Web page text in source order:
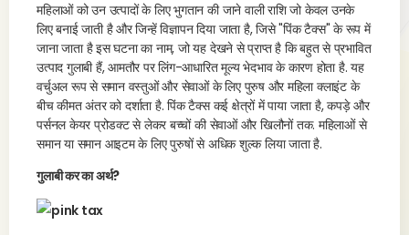
महिलाओं को उन उत्पादों के लिए भुगतान की जाने वाली राशि जो केवल उनके
लिए बनाई जाती है और जिन्हें विज्ञापन दिया जाता है, जिसे "पिंक टैक्स" के रूप में
जाना जाता है इस घटना का नाम, जो यह देखने से प्राप्त है कि बहुत से प्रभावित
उत्पाद गुलाबी हैं, आमतौर पर लिंग-आधारित मूल्य भेदभाव के कारण होता है. यह
वर्चुअल रूप से समान वस्तुओं और सेवाओं के लिए पुरुष और महिला क्लाइंट के
बीच कीमत अंतर को दर्शाता है. पिंक टैक्स कई क्षेत्रों में पाया जाता है, कपड़े और
पर्सनल केयर प्रोडक्ट से लेकर बच्चों की सेवाओं और खिलौनों तक. महिलाओं से
समान या समान आइटम के लिए पुरुषों से अधिक शुल्क लिया जाता है.
गुलाबी कर का अर्थ?